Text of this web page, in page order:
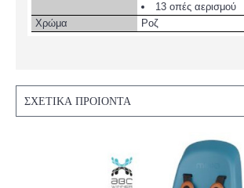
13 οπές αερισμού
Χρώμα
Ροζ
ΣΧΕΤΙΚΆ ΠΡΟΙΌΝΤΑ